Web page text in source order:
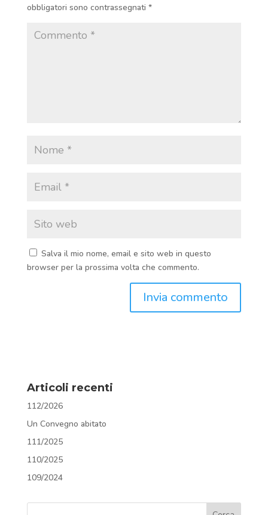
obbligatori sono contrassegnati *
Salva il mio nome, email e sito web in questo
browser per la prossima volta che commento.
Articoli recenti
112/2026
Un Convegno abitato
111/2025
110/2025
109/2024